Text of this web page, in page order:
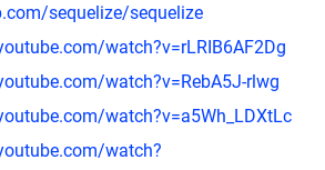
sequelize/sequelize
watch?v=rLRIB6AF2Dg
watch?v=RebA5J-rlwg
watch?v=a5Wh_LDXtLc
watch?